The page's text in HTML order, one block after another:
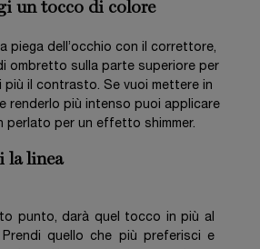
un tocco di colore
piega dell’occhio con il correttore,
ombretto sulla parte superiore per
più il contrasto. Se vuoi mettere in
renderlo più intenso puoi applicare
perlato per un effetto shimmer.
la linea
punto, darà quel tocco in più al
quello che più preferisci e